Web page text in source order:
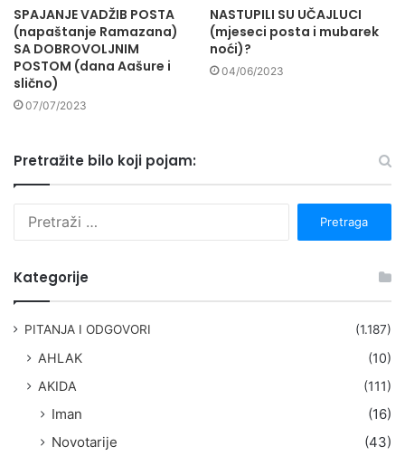
SPAJANJE VADŽIB POSTA
(napaštanje Ramazana)
SA DOBROVOLJNIM
POSTOM (dana Aašure i
slično)
07/07/2023
NASTUPILI SU UČAJLUCI
(mjeseci posta i mubarek
noći)?
04/06/2023
Pretražite bilo koji pojam:
Kategorije
PITANJA I ODGOVORI (1.187)
AHLAK
(10)
AKIDA
(111)
Iman
(16)
Novotarije
(43)